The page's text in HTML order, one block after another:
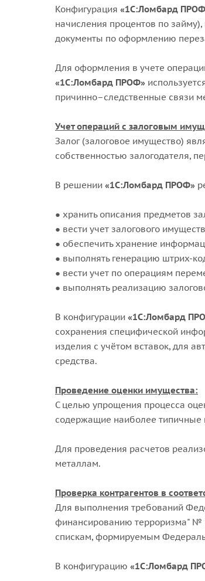
Конфигурация «1С:Ломбард
начисления процентов по
документы по оформлению
Для оформления в учете
«1С:Ломбард ПРОФ»
причинно–следственные связи
Учет операций с залоговым
Залог (залоговое имущество)
собственностью залогодателя,
В решении «1С:Ломбард ПРОФ»
● хранить описания предметов
● вести учет залогового
● обеспечить хранение
● выполнять генерацию штрих-
● вести учет по операциям
● выполнять реализацию
В конфигурации «1С:Ломбард
сохранения специфической
изделия с учётом вставок, для
средства.
Проведение оценки имущества:
С целью упрощения процесса
содержащие наиболее типичные
Для проведения расчетов
металлам.
Проверка контрагентов в
Для выполнения требований
финансированию терроризма" №
спискам, формируемым
В конфигурацию «1С:Ломбард